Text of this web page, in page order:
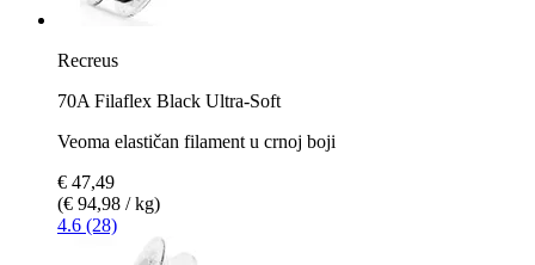
Recreus
70A Filaflex Black Ultra-Soft
Veoma elastičan filament u crnoj boji
€ 47,49
(€ 94,98 / kg)
4.6 (28)